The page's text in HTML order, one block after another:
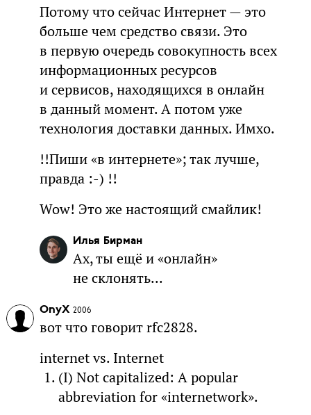
Потому что сейчас Интернет — это
больше чем средство связи. Это
в первую очередь совокупность всех
информационных ресурсов
и сервисов, находящихся в онлайн
в данный момент. А потом уже
технология доставки данных. Имхо.
!!Пиши «в интернете»; так лучше,
правда :-) !!
Wow! Это же настоящий смайлик!
Илья Бирман
Ах, ты ещё и «онлайн»
не склонять...
OnyX 2006
вот что говорит rfc2828.
internet vs. Internet
(I) Not capitalized: A popular
abbreviation for «internetwork».